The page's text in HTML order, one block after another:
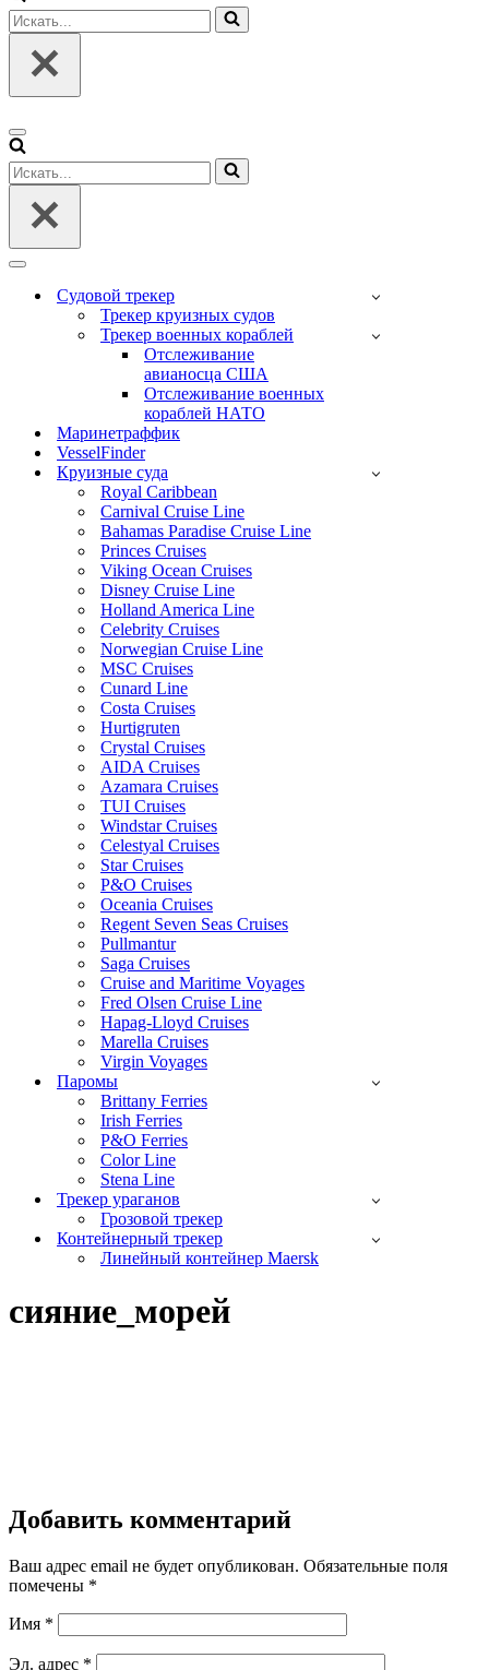
Искать...
Меню
навигации
Искать...
Меню
навигацииСудовой трекер
Трекер круизных судов
Трекер военных кораблей
Отслеживание
авианосца США
Отслеживание военных
кораблей НАТО
Маринетраффик
VesselFinder
Круизные суда
Royal Caribbean
Carnival Cruise Line
Bahamas Paradise Cruise Line
Princes Cruises
Viking Ocean Cruises
Disney Cruise Line
Holland America Line
Celebrity Cruises
Norwegian Cruise Line
MSC Cruises
Cunard Line
Costa Cruises
Hurtigruten
Crystal Cruises
AIDA Cruises
Azamara Cruises
TUI Cruises
Windstar Cruises
Celestyal Cruises
Star Cruises
P&O Cruises
Oceania Cruises
Regent Seven Seas Cruises
Pullmantur
Saga Cruises
Cruise and Maritime Voyages
Fred Olsen Cruise Line
Hapag-Lloyd Cruises
Marella Cruises
Virgin Voyages
Паромы
Brittany Ferries
Irish Ferries
P&O Ferries
Color Line
Stena Line
Трекер ураганов
Грозовой трекер
Контейнерный трекер
Линейный контейнер Maersk
сияние_морей
Добавить комментарий
Ваш адрес email не будет опубликован. Обязательные поля
помечены *
Имя *
Эл. адрес *